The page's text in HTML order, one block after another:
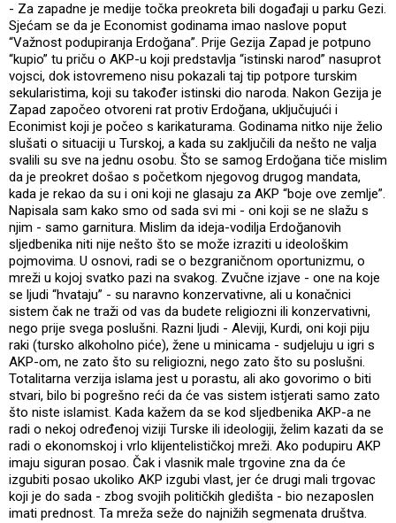
- Za zapadne je medije točka preokreta bili događaji u parku Gezi.
Sjećam se da je Economist godinama imao naslove poput
“Važnost podupiranja Erdoğana”. Prije Gezija Zapad je potpuno
“kupio” tu priču o AKP-u koji predstavlja “istinski narod” nasuprot
vojsci, dok istovremeno nisu pokazali taj tip potpore turskim
sekularistima, koji su također istinski dio naroda. Nakon Gezija je
Zapad započeo otvoreni rat protiv Erdoğana, uključujući i
Econimist koji je počeo s karikaturama. Godinama nitko nije želio
slušati o situaciji u Turskoj, a kada su zaključili da nešto ne valja
svalili su sve na jednu osobu. Što se samog Erdoğana tiče mislim
da je preokret došao s početkom njegovog drugog mandata,
kada je rekao da su i oni koji ne glasaju za AKP “boje ove zemlje”.
Napisala sam kako smo od sada svi mi - oni koji se ne slažu s
njim - samo garnitura. Mislim da ideja-vodilja Erdoğanovih
sljedbenika niti nije nešto što se može izraziti u ideološkim
pojmovima. U osnovi, radi se o bezgraničnom oportunizmu, o
mreži u kojoj svatko pazi na svakog. Zvučne izjave - one na koje
se ljudi “hvataju” - su naravno konzervativne, ali u konačnici
sistem čak ne traži od vas da budete religiozni ili konzervativni,
nego prije svega poslušni. Razni ljudi - Aleviji, Kurdi, oni koji piju
raki (tursko alkoholno piće), žene u minicama - sudjeluju u igri s
AKP-om, ne zato što su religiozni, nego zato što su poslušni.
Totalitarna verzija islama jest u porastu, ali ako govorimo o biti
stvari, bilo bi pogrešno reći da će vas sistem istjerati samo zato
što niste islamist. Kada kažem da se kod sljedbenika AKP-a ne
radi o nekoj određenoj viziji Turske ili ideologiji, želim kazati da se
radi o ekonomskoj i vrlo klijentelističkoj mreži. Ako podupiru AKP
imaju siguran posao. Čak i vlasnik male trgovine zna da će
izgubiti posao ukoliko AKP izgubi vlast, jer će drugi mali trgovac
koji je do sada - zbog svojih političkih gledišta - bio nezaposlen
imati prednost. Ta mreža seže do najnižih segmenata društva.